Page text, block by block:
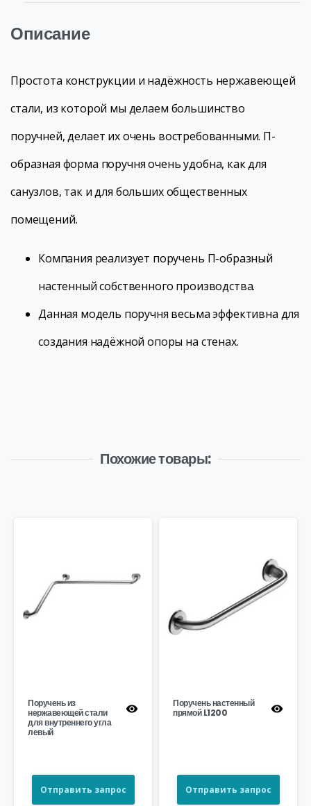
Описание
Простота конструкции и надёжность нержавеющей
стали, из которой мы делаем большинство
поручней, делает их очень востребованными. П-
образная форма поручня очень удобна, как для
санузлов, так и для больших общественных
помещений.
Компания реализует поручень П-образный
настенный собственного производства.
Данная модель поручня весьма эффективна для
создания надёжной опоры на стенах.
Похожие товары:
Поручень из
нержавеющей стали
для внутреннего угла
левый
Отправить запрос
Поручень настенный
прямой L1200
Отправить запрос